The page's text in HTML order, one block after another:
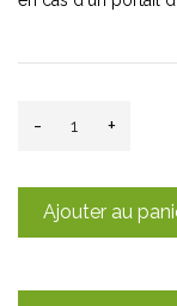
- +
Ajouter au